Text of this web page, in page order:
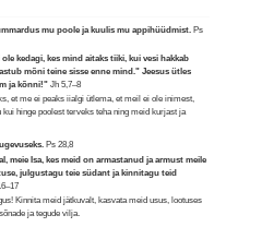
mu poole ja kuulis mu appihüüdmist. Ps
kedagi, kes mind aitaks tiiki, kui vesi hakkab
mõni teine sisse enne mind." Jeesus ütles
ja kõnni!"Jh 5,7–8
et me ei peaks iialgi ütlema, et meil ei ole inimest,
hinge poolest terveks teha ning meid kurjast ja
Ps 28,8
meie Isa, kes meid on armastanud ja armust meile
julgustagu teie südant ja kinnitagu teid
Kinnita meid jätkuvalt, kasvata meid usus, lootuses
ja tegude vilja.